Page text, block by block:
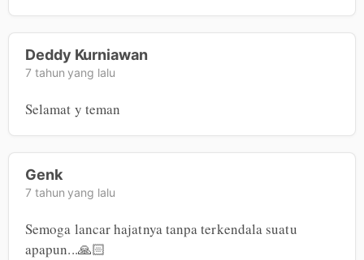
Deddy Kurniawan
7 tahun yang lalu
Selamat y teman
Genk
7 tahun yang lalu
Semoga lancar hajatnya tanpa terkendala suatu
apapun...🙏🏻